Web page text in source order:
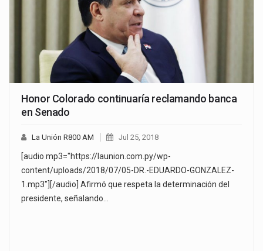
Honor Colorado continuaría reclamando banca
en Senado
La Unión R800 AM Jul 25, 2018
[audio mp3="https://launion.com.py/wp-
content/uploads/2018/07/05-DR.-EDUARDO-GONZALEZ-
1.mp3"][/audio] Afirmó que respeta la determinación del
presidente, señalando…